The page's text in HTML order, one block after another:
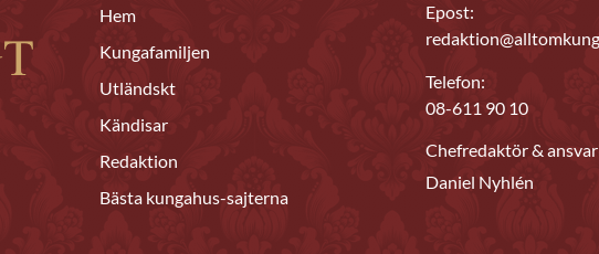
Hem
Kungafamiljen
Utländskt
Kändisar
Redaktion
Bästa kungahus-sajterna
Epost:
Telefon:
08-611 90 10
Chefredaktör &
Daniel Nyhlén